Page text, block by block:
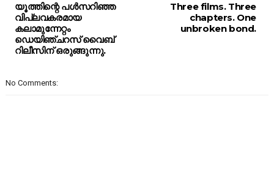
Three films. Three
chapters. One
unbroken bond.
യൂത്തിന്റെ പൾസറിഞ്ഞ
വിപ്ലവകരമായ
കലാമുന്നേറ്റം
ഡെയിഞ്ചറസ് വൈബ്
റിലീസിന് ഒരുങ്ങുന്നു.
No Comments: